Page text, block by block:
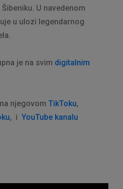
U navedenom
u ulozi legendarnog
je na svim digitalnim
njegovom TikToku,
, i YouTube kanalu